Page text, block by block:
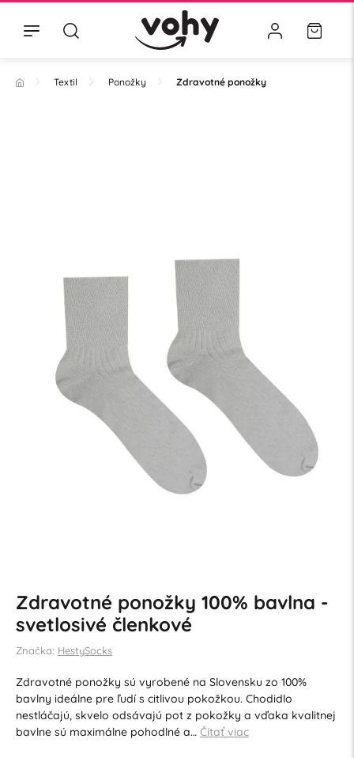
Textil Ponožky Zdravotné ponožky
Zdravotné ponožky 100% bavlna -
svetlosivé členkové
Značka: HestySocks
Zdravotné ponožky sú vyrobené na Slovensku zo 100%
bavlny ideálne pre ľudí s citlivou pokožkou. Chodidlo
nestláčajú, skvelo odsávajú pot z pokožky a vďaka kvalitnej
bavlne sú maximálne pohodlné a… Čítať viac